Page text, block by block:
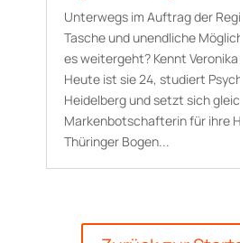
Unterwegs im Auftrag der
Tasche und unendliche
es weitergeht? Kennt
Heute ist sie 24, studiert
Heidelberg und setzt sich
Markenbotschafterin für ihre
Thüringer Bogen...